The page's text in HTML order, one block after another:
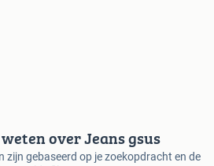
over Jeans gsus
zijn gebaseerd op je zoekopdracht en de